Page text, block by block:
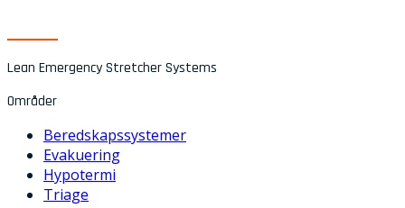
Lean Emergency Stretcher Systems
Områder
Beredskapssystemer
Evakuering
Hypotermi
Triage